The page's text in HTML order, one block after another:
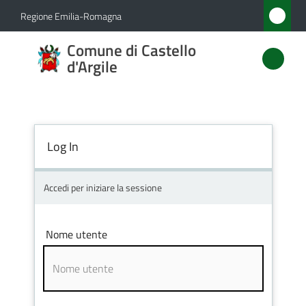
Vai al contenuto
Vai alla navigazione
Vai al footer
Regione Emilia-Romagna
Comune di Castello
d'Argile
Comune
di
Amministrazione
Servizi
Vivere
Log In
Accedi per iniziare la sessione
Nome utente